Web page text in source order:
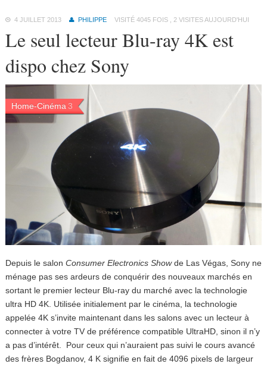
4 JUILLET 2013 PHILIPPE VISITÉ 4045 FOIS , 2 VISITES AUJOURD'HUI
Le seul lecteur Blu-ray 4K est
dispo chez Sony
Home-Cinéma3
Depuis le salon Consumer Electronics Showde Las Végas, Sony ne
ménage pas ses ardeurs de conquérir des nouveaux marchés en
sortant le premier lecteur Blu-ray du marché avec la technologie
ultra HD 4K. Utilisée initialement par le cinéma, la technologie
appelée 4K s’invite maintenant dans les salons avec un lecteur à
connecter à votre TV de préférence compatible UltraHD, sinon il n’y
a pas d’intérêt. Pour ceux qui n’auraient pas suivi le cours avancé
des frères Bogdanov, 4 K signifie en fait de 4096 pixels de largeur